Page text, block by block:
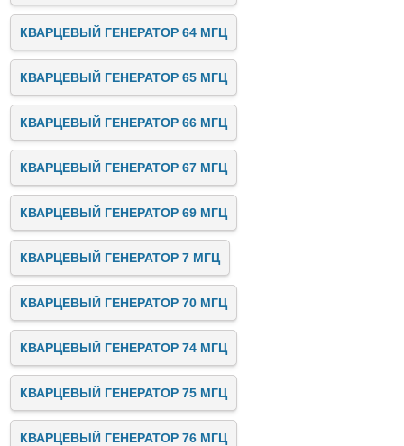
КВАРЦЕВЫЙ ГЕНЕРАТОР 64 МГЦ
КВАРЦЕВЫЙ ГЕНЕРАТОР 65 МГЦ
КВАРЦЕВЫЙ ГЕНЕРАТОР 66 МГЦ
КВАРЦЕВЫЙ ГЕНЕРАТОР 67 МГЦ
КВАРЦЕВЫЙ ГЕНЕРАТОР 69 МГЦ
КВАРЦЕВЫЙ ГЕНЕРАТОР 7 МГЦ
КВАРЦЕВЫЙ ГЕНЕРАТОР 70 МГЦ
КВАРЦЕВЫЙ ГЕНЕРАТОР 74 МГЦ
КВАРЦЕВЫЙ ГЕНЕРАТОР 75 МГЦ
КВАРЦЕВЫЙ ГЕНЕРАТОР 76 МГЦ